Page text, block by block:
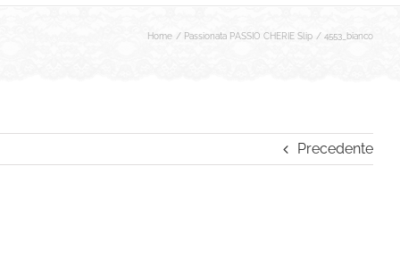
Home Passionata PASSIO CHERIE Slip 4553_bianco
Precedente